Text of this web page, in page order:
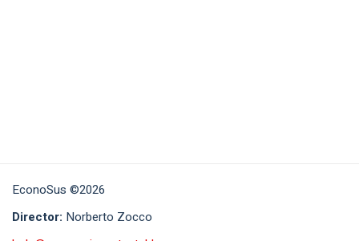
EconoSus ©2026
Director: Norberto Zocco